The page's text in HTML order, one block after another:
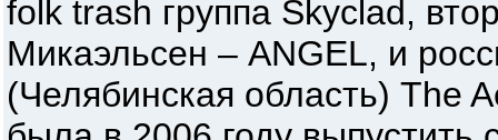
folk trash группа Skyclad,
Микаэльсен – ANGEL, и
(Челябинская область) The